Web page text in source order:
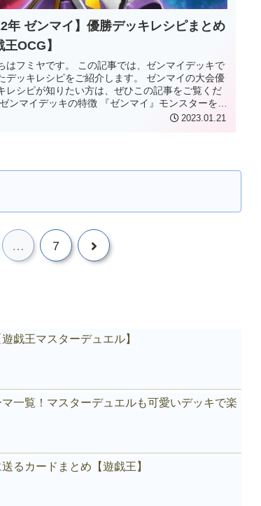
年 ゼンマイ】優勝デッキレシピまとめ
王OCG】
はフミヤです。 この記事では、ゼンマイデッキで
デッキレシピをご紹介します。 ゼンマイの大会優
レシピが知りたい方は、ぜひこの記事をご覧くだ
ンマイデッキの特徴 『ゼンマイ』モンスターを中
2023.01.21
… 7 次
戯王マスターデュエル】
一覧！マスターデュエルも可愛いデッキで楽
るカードまとめ【遊戯王】